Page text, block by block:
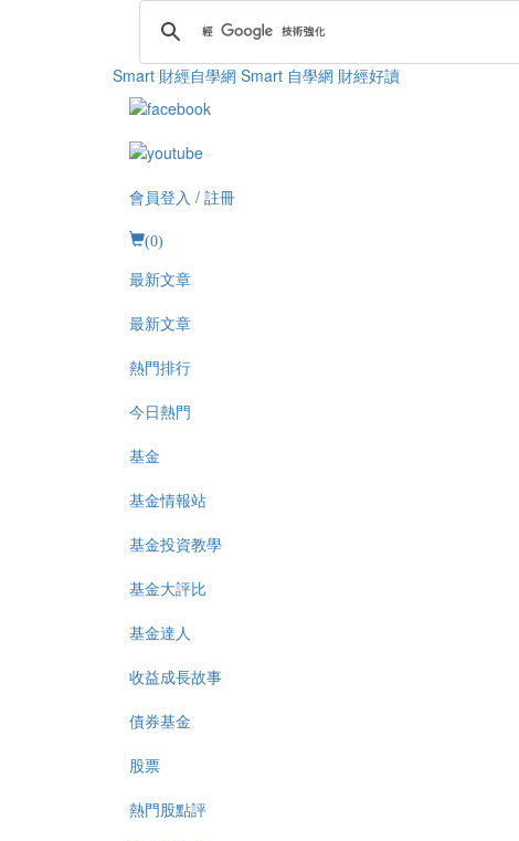
Smart 財經自學網 Smart 自學網 財經好讀
會員登入 / 註冊
(0)
最新文章
最新文章
熱門排行
今日熱門
基金
基金情報站
基金投資教學
基金大評比
基金達人
收益成長故事
債券基金
股票
熱門股點評